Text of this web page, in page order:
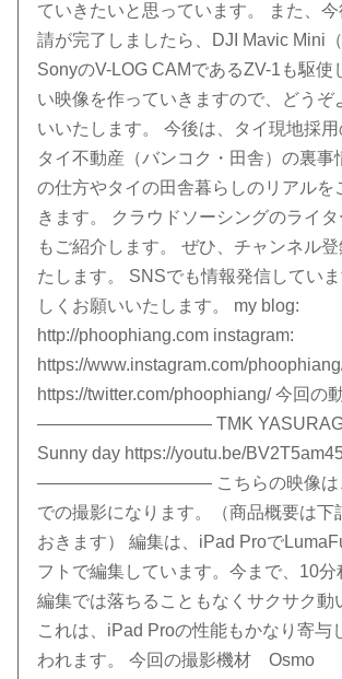
ていきたいと思っています。 また、
請が完了しましたら、DJI Mavic Mini
SonyのV-LOG CAMであるZV-1も駆使
い映像を作っていきますので、どうぞ
いいたします。 今後は、タイ現地採
タイ不動産（バンコク・田舎）の裏事
の仕方やタイの田舎暮らしのリアルを
きます。 クラウドソーシングのライ
もご紹介します。 ぜひ、チャンネル
たします。 SNSでも情報発信してい
しくお願いいたします。 my blog:
http://phoophiang.com instagram:
https://www.instagram.com/
https://twitter.com/phoophiang/ 今回の
—————————— TMK YASURAGI
Sunny day https://youtu.be/
—————————— こちらの映像は、
での撮影になります。（商品概要は下
おきます） 編集は、iPad Proで
フトで編集しています。今まで、10分
編集では落ちることもなくサクサク動
これは、iPad Proの性能もかなり寄与
われます。 今回の撮影機材 Osmo